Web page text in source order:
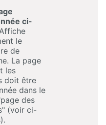
ci-
le
de
La page
les
doit être
dans le
des
(voir ci-